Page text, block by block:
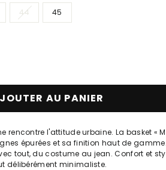
44 45
AU PANIER
rencontre l'attitude urbaine. La basket «
lignes épurées et sa finition haut de gamme.
tout, du costume au jean. Confort et
délibérément minimaliste.